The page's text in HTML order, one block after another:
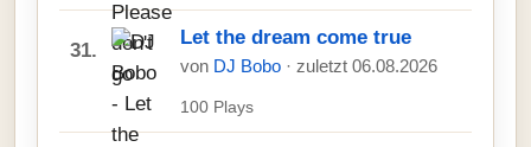
31.
Let the dream come true
von DJ Bobo · zuletzt 06.08.2026
100 Plays